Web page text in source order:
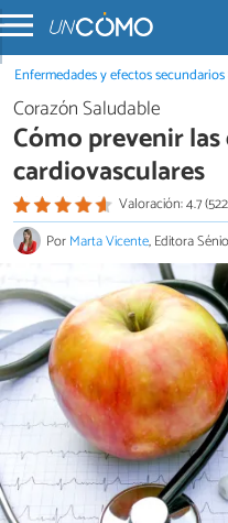
Enfermedades y efectos secundarios
Corazón Saludable
Cómo prevenir
cardiovasculares
Valoración: 4.7
PorMarta Vicente, Editora